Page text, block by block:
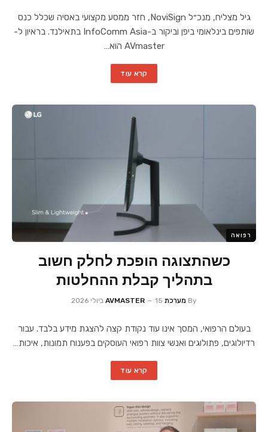
גיל מצליח, מנכ״ל NoviSign, חזר ממסע מקצועי באסיה שכלל כנס
שותפים בינלאומי ביפן וביקור ב-InfoComm Asia בתאילנד. בראיון ל-
AVmaster הוא…
קרא עוד
רפואה
כשהתצוגה הופכת לחלק חשוב
בתהליך קבלת ההחלטות
By מערכת AVMASTER 15 ביולי 2026
בעולם הרפואי, המסך אינו עוד נקודת קצה להצגת מידע בלבד. עבור
רדיולוגים, פתולוגים ואנשי צוות רפואי העוסקים בפענוח תמונות, איכות…
קרא עוד